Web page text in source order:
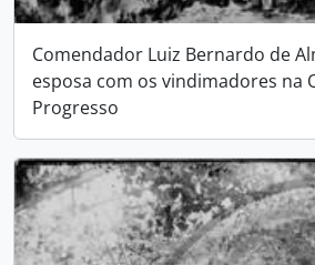
Comendador Luiz Bernardo de
esposa com os vindimadores na
Progresso